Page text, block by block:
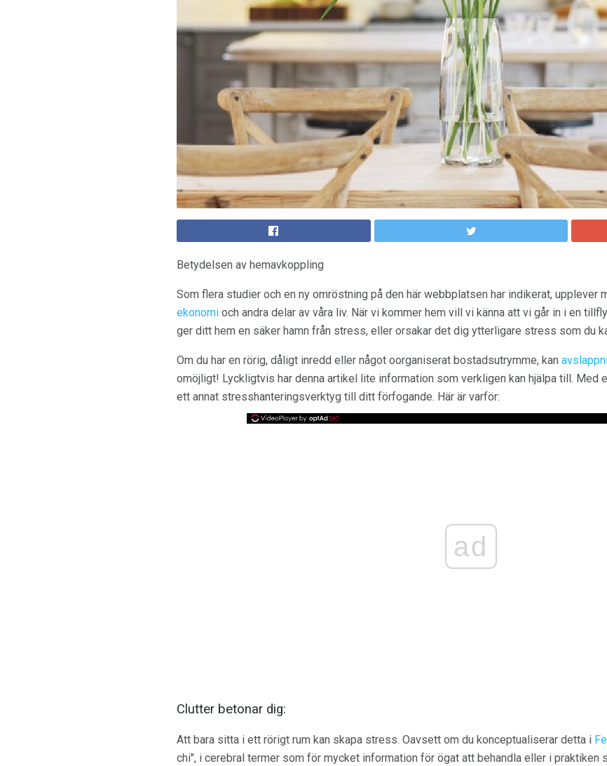
Betydelsen av hemavkoppling
Som flera studier och en ny omröstning på den här webbplatsen har indikerat, upplever
ekonomi och andra delar av våra liv. När vi kommer hem vill vi känna att vi går in i en
ger ditt hem en säker hamn från stress, eller orsakar det dig ytterligare stress som du
Om du har en rörig, dåligt inredd eller något oorganiserat bostadsutrymme, kan
omöjligt! Lyckligtvis har denna artikel lite information som verkligen kan hjälpa till. Med
ett annat stresshanteringsverktyg till ditt förfogande. Här är varför:
ad
Clutter betonar dig:
Att bara sitta i ett rörigt rum kan skapa stress. Oavsett om du konceptualiserar detta i
chi", i cerebral termer som för mycket information för ögat att behandla eller i praktiken